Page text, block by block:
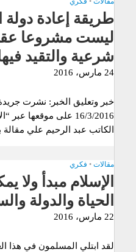
طريقة إعادة دولة
ليست مشروعا
شرعية والتقيد
24 مارس، 2016
خبر وتعليق الخبر: نشرت جريدة
16/3/2016 على موقعها
الكاتب عبد الرحيم علي مقالة
مقالات • فكري
الإسلام مبدأ
الحياة والدولة
22 مارس، 2016
لقد ابتلي المسلمون في هذا